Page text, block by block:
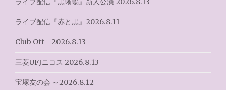
ョ
ン
ライブ配信『赤と黒』2026.8.11
Club Off 2026.8.13
三菱UFJニコス 2026.8.13
宝塚友の会 ～2026.8.12